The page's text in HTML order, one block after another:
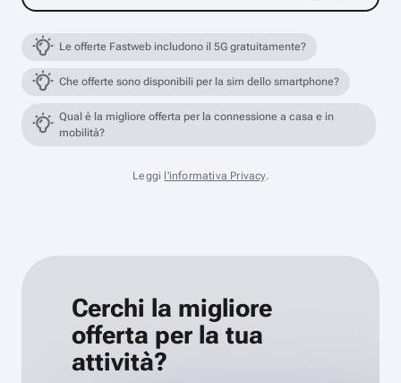
Le offerte Fastweb includono il 5G gratuitamente?
Che offerte sono disponibili per la sim dello smartphone?
Qual è la migliore offerta per la connessione a casa e in
mobilità?
Leggi l'informativa Privacy.
Cerchi la migliore
offerta per la tua
attività?